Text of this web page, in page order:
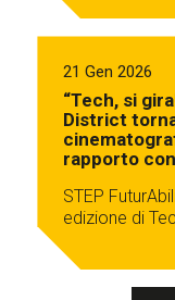
21 Gen 2026
“Tech, si
District
rapporto
STEP
edizione di